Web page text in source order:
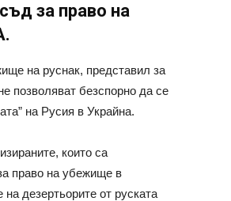
за право на
на руснак, представил за
позволяват безспорно да се
на Русия в Украйна.
които са
право на убежище в
дезертьорите от руската